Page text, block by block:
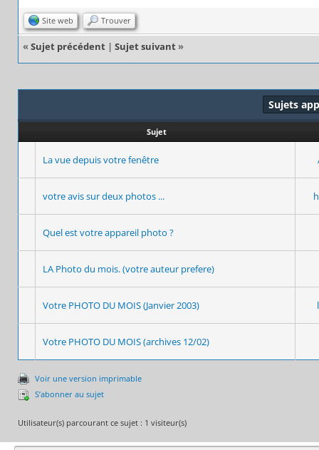
Site web Trouver
« Sujet précédent | Sujet suivant »
Sujets
Sujet
La vue depuis votre fenêtre
votre avis sur deux photos ...
Quel est votre appareil photo ?
LA Photo du mois. (votre auteur prefere)
Votre PHOTO DU MOIS (Janvier 2003)
Votre PHOTO DU MOIS (archives 12/02)
Voir une version imprimable
S’abonner au sujet
Utilisateur(s) parcourant ce sujet : 1 visiteur(s)